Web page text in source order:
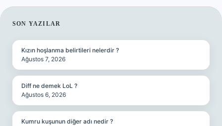
SIDEBAR
SON YAZILAR
Kızın hoşlanma belirtileri nelerdir ?
Ağustos 7, 2026
Diff ne demek LoL ?
Ağustos 6, 2026
Kumru kuşunun diğer adı nedir ?